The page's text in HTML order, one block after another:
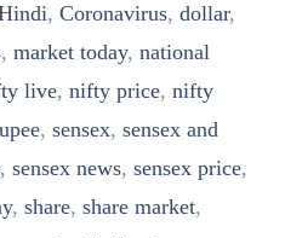
, Coronavirus, dollar,
, market today, national
live, nifty price, nifty
, sensex, sensex and
, sensex news, sensex price,
, share, share market,